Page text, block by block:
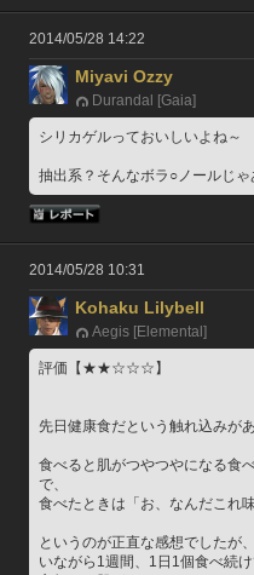
2014/05/28 14:22
Miyavi Ozzy
Durandal [Gaia]
シリカゲルっておいしいよね～
抽出系？そんなボラ○ノールじゃ
2014/05/28 10:31
Kohaku Lilybell
Aegis [Elemental]
評価【★★☆☆☆】
先日健康食だという触れ込みが
食べると肌がつやつやになる食
で、
食べたときは「お、なんだこれ
というのが正直な感想でしたが
いながら1週間、1日1個食べ続け